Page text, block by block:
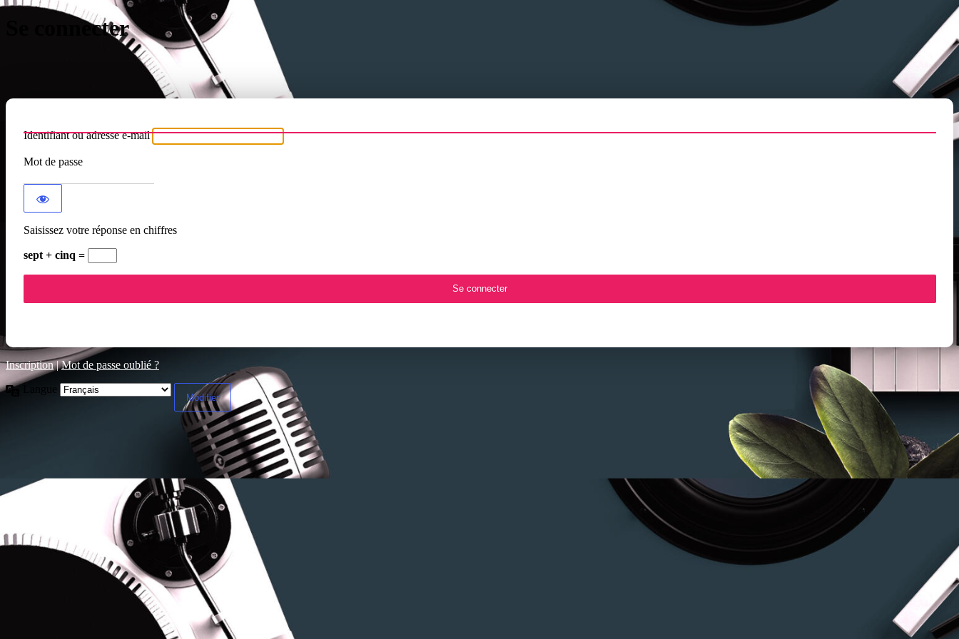
Se connecter
Identifiant ou adresse e-mail
Mot de passe
Saisissez votre réponse en chiffres
sept + cinq =
Inscription|Mot de passe oublié ?
Langue